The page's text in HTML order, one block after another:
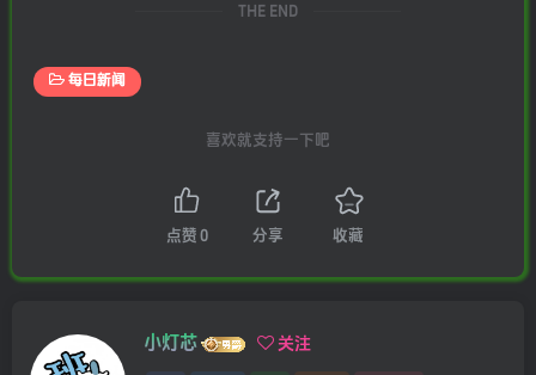
THE END
每日新闻
喜欢就支持一下吧
点赞 0 分享 收藏
小灯芯 关注